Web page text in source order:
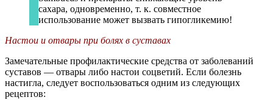
сахара, одновременно, т. к. совместное
использование может вызвать гипогликемию!
Настои и отвары при болях в суставах
Замечательные профилактические средства от заболеваний
суставов — отвары либо настои соцветий. Если болезнь
настигла, следует воспользоваться одним из следующих
рецептов: